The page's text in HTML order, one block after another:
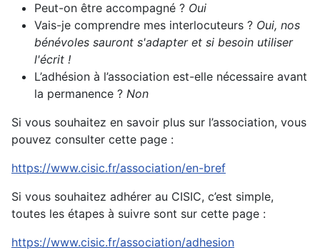
Peut-on être accompagné ? Oui
Vais-je comprendre mes interlocuteurs ? Oui, nos
bénévoles sauront s'adapter et si besoin utiliser
l'écrit !
L’adhésion à l’association est-elle nécessaire avant
la permanence ? Non
Si vous souhaitez en savoir plus sur l’association, vous
pouvez consulter cette page :
https://www.cisic.fr/association/en-bref
Si vous souhaitez adhérer au CISIC, c’est simple,
toutes les étapes à suivre sont sur cette page :
https://www.cisic.fr/association/adhesion